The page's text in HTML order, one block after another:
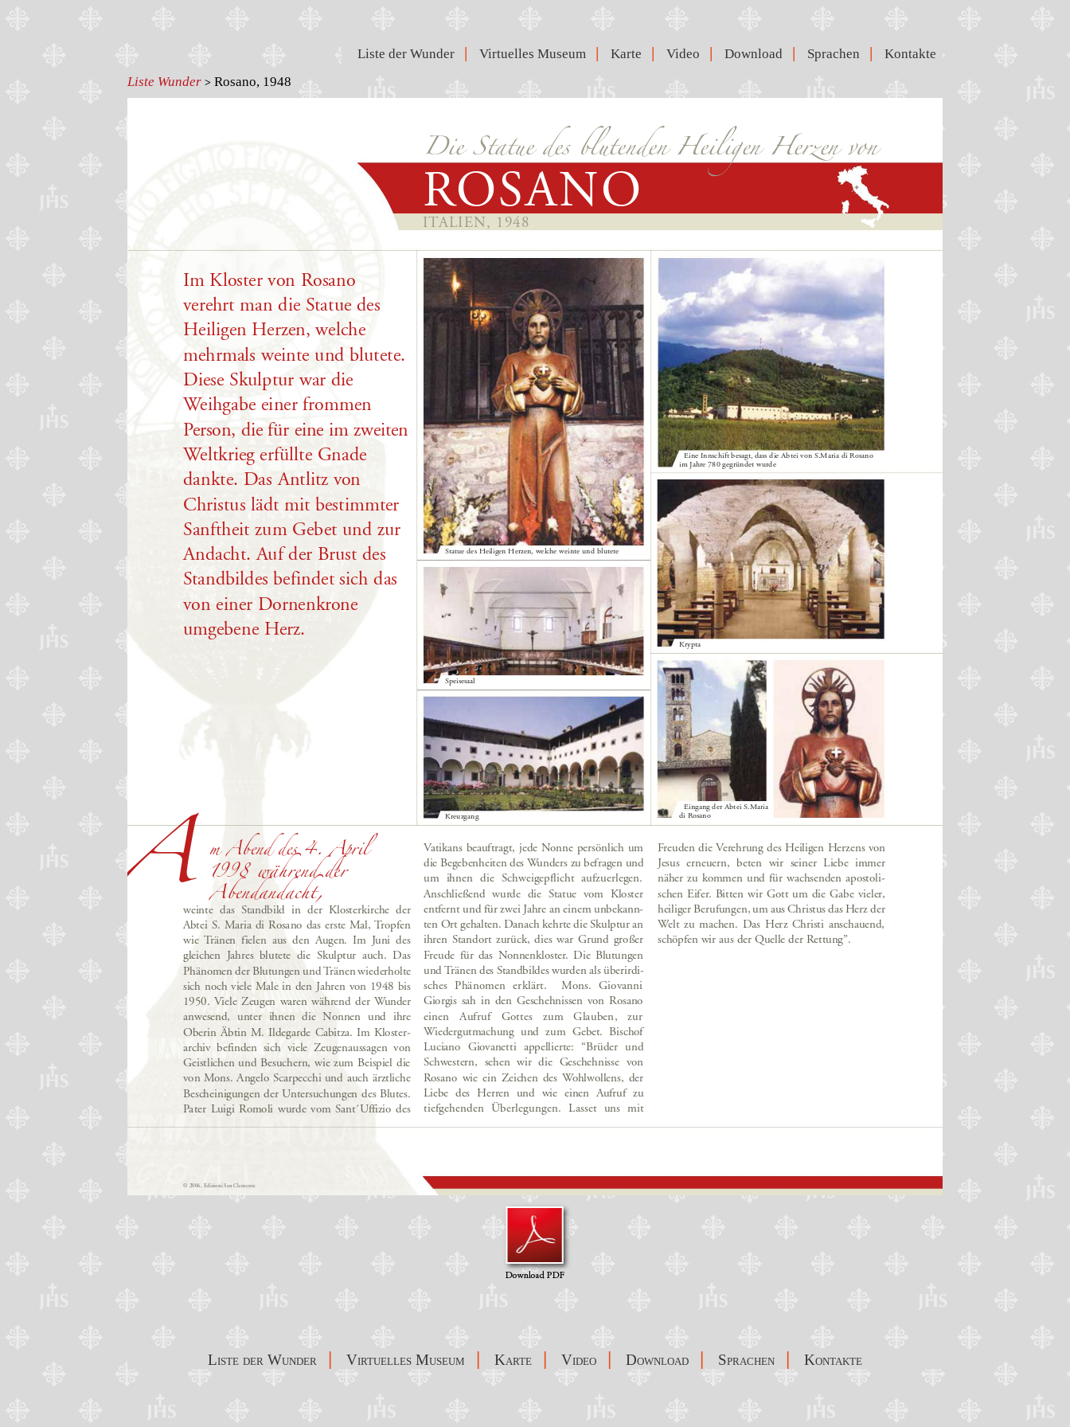
Liste Wunder > Rosano, 1948
Liste der Wunder | Virtuelles Museum | Karte | Video | Download | Sprachen | Kontakte
Liste der Wunder Virtuelles Museum Karte Video Download Sprachen Kontakte